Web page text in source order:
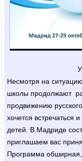
Несмотря на
школы продолжают
продвижению
хочется встречаться
детей. В Мадриде
приглашаем вас
Программа